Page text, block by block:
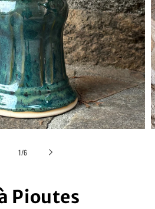
1/de
6
Pioutes